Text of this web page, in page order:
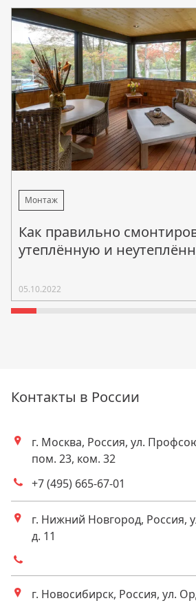
Монтаж
Как правильно
утеплённую и
05.10.2022
Контакты в России
Адрес
г. Москва, Россия, ул.
пом. 23, ком. 32
+7 (495) 665-67-01
Адрес
г. Нижний Новгород, Россия,
д. 11
Телефоны
г. Новосибирск, Россия, ул.